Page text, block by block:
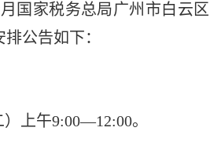
月国家税务总局广州市白云区
公告如下：
）上午9:00—12:00。